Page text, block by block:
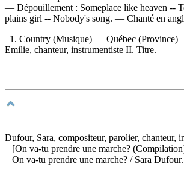
— Dépouillement : Someplace like heaven --
plains girl -- Nobody's song. — Chanté en
1. Country (Musique) — Québec (Province)
Emilie, chanteur, instrumentiste II. Titre.
Dufour, Sara, compositeur, parolier, chanteur,
[On va-tu prendre une marche?
On va-tu prendre une marche? / Sara